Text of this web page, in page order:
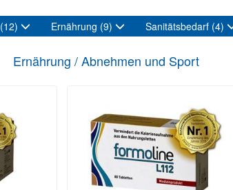
(12) Ernährung (9) Sanitätsbedarf (4)
Ernährung / Abnehmen und Sport